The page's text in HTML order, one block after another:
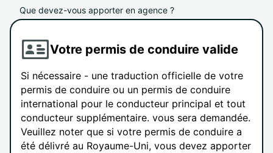
Que devez-vous apporter en agence ?
Votre permis de conduire valide
Si nécessaire - une traduction officielle de votre
permis de conduire ou un permis de conduire
international pour le conducteur principal et tout
conducteur supplémentaire. vous sera demandée.
Veuillez noter que si votre permis de conduire a
été délivré au Royaume-Uni, vous devez apporter